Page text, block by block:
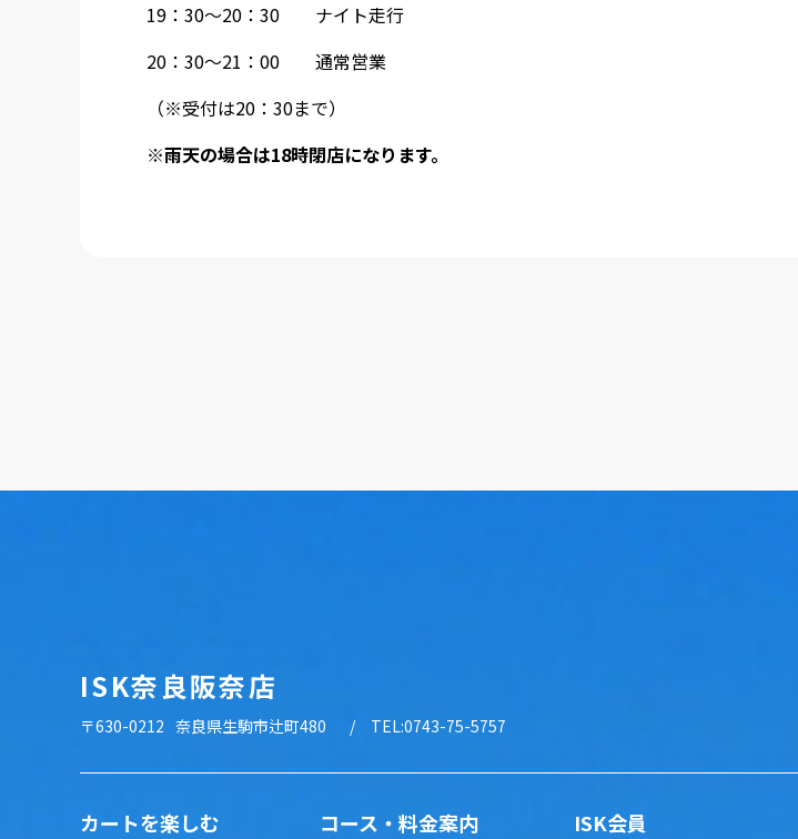
19：30～20：30 ナイト走行
20：30～21：00 通常営業
（※受付は20：30まで）
※雨天の場合は18時閉店になります。
ISK奈良阪奈店
〒630-0212 奈良県生駒市辻町480 TEL:0743-75-5757
カートを楽しむ コース・料金案内 ISK会員